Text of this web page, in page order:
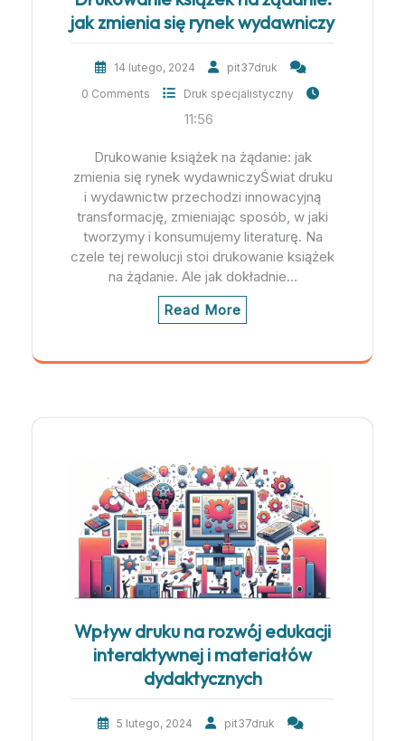
jak zmienia się rynek wydawniczy
14 lutego, 2024
pit37druk
0 Comments
Druk specjalistyczny
11:56
Drukowanie książek na żądanie: jak
zmienia się rynek wydawniczyŚwiat druku
i wydawnictw przechodzi innowacyjną
transformację, zmieniając sposób, w jaki
tworzymy i konsumujemy literaturę. Na
czele tej rewolucji stoi drukowanie książek
na żądanie. Ale jak dokładnie…
Read More
Wpływ druku na rozwój edukacji
interaktywnej i materiałów
dydaktycznych
5 lutego, 2024
pit37druk